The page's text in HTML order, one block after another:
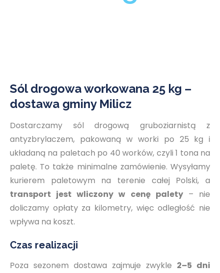
Sól drogowa workowana 25 kg –
dostawa gminy Milicz
Dostarczamy sól drogową gruboziarnistą z
antyzbrylaczem, pakowaną w worki po 25 kg i
układaną na paletach po 40 worków, czyli 1 tona na
paletę. To także minimalne zamówienie. Wysyłamy
kurierem paletowym na terenie całej Polski, a
transport jest wliczony w cenę palety– nie
doliczamy opłaty za kilometry, więc odległość nie
wpływa na koszt.
Czas realizacji
Poza sezonem dostawa zajmuje zwykle 2–5 dni